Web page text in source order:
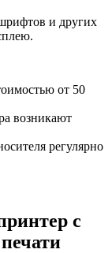
и других
от 50
возникают
регулярно
с